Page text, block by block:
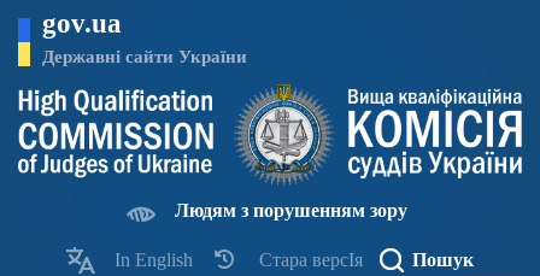
основного
матеріалу
gov.ua
Державні сайти України
Людям з порушенням зору
In English Стара версІя Пошук